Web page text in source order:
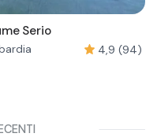
Serio
4,9 (94)